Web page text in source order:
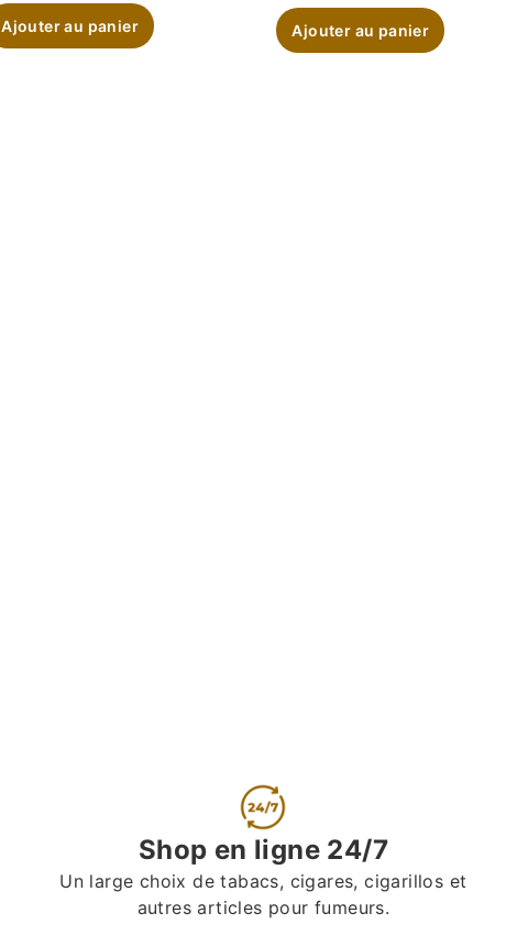
Ajouter au panier Ajouter au panier
Shop en ligne 24/7
Un large choix de tabacs, cigares, cigarillos et
autres articles pour fumeurs.